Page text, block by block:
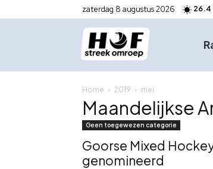
zaterdag 8 augustus 2026 26.4
Home 2019 mei
Maandelijkse
Geen toegewezen categorie
Goorse Mixed
genomineerd